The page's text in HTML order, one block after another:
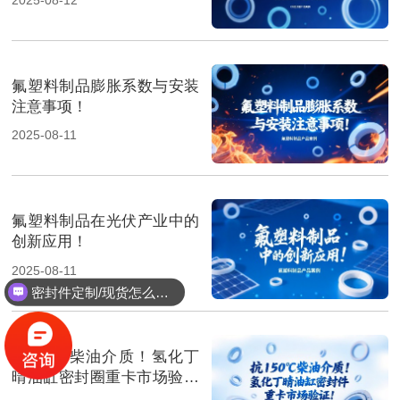
氟塑料制品膨胀系数与安装
注意事项！
2025-08-11
氟塑料制品在光伏产业中的
创新应用！
2025-08-11
抗150℃柴油介质！氢化丁
晴油缸密封圈重卡市场验证‌